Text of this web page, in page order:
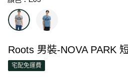
Roots 男裝-NOVA PARK
宅配免運費